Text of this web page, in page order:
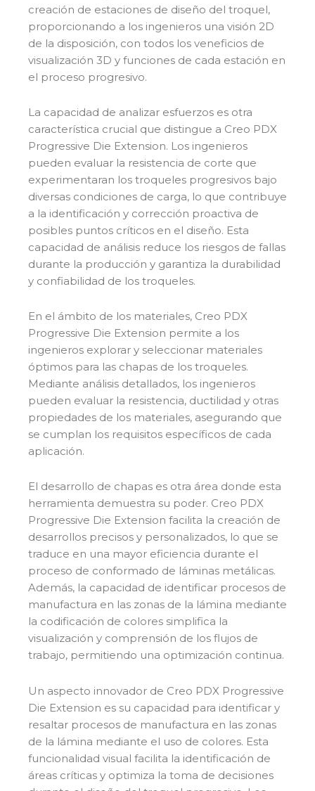
creación de estaciones de diseño del troquel,
proporcionando a los ingenieros una visión 2D
de la disposición, con todos los veneficios de
visualización 3D y funciones de cada estación en
el proceso progresivo.
La capacidad de analizar esfuerzos es otra
característica crucial que distingue a Creo PDX
Progressive Die Extension. Los ingenieros
pueden evaluar la resistencia de corte que
experimentaran los troqueles progresivos bajo
diversas condiciones de carga, lo que contribuye
a la identificación y corrección proactiva de
posibles puntos críticos en el diseño. Esta
capacidad de análisis reduce los riesgos de fallas
durante la producción y garantiza la durabilidad
y confiabilidad de los troqueles.
En el ámbito de los materiales, Creo PDX
Progressive Die Extension permite a los
ingenieros explorar y seleccionar materiales
óptimos para las chapas de los troqueles.
Mediante análisis detallados, los ingenieros
pueden evaluar la resistencia, ductilidad y otras
propiedades de los materiales, asegurando que
se cumplan los requisitos específicos de cada
aplicación.
El desarrollo de chapas es otra área donde esta
herramienta demuestra su poder. Creo PDX
Progressive Die Extension facilita la creación de
desarrollos precisos y personalizados, lo que se
traduce en una mayor eficiencia durante el
proceso de conformado de láminas metálicas.
Además, la capacidad de identificar procesos de
manufactura en las zonas de la lámina mediante
la codificación de colores simplifica la
visualización y comprensión de los flujos de
trabajo, permitiendo una optimización continua.
Un aspecto innovador de Creo PDX Progressive
Die Extension es su capacidad para identificar y
resaltar procesos de manufactura en las zonas
de la lámina mediante el uso de colores. Esta
funcionalidad visual facilita la identificación de
áreas críticas y optimiza la toma de decisiones